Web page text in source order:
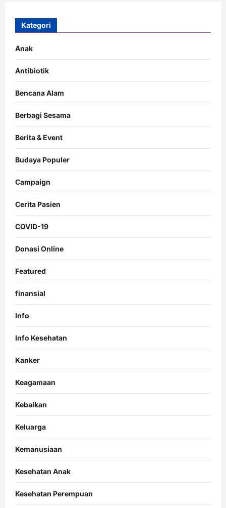
Kategori
Anak
Antibiotik
Bencana Alam
Berbagi Sesama
Berita & Event
Budaya Populer
Campaign
Cerita Pasien
COVID-19
Donasi Online
Featured
finansial
Info
Info Kesehatan
Kanker
Keagamaan
Kebaikan
Keluarga
Kemanusiaan
Kesehatan Anak
Kesehatan Perempuan